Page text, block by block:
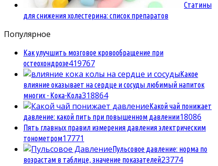
Статины
для снижения холестерина: список препаратов
Популярное
Как улучшить мозговое кровообращение при
остеохондрозе419767
Какое
влияние оказывает на сердце и сосуды любимый напиток
многих - Кока-Кола318864
Какой чай понижает
давление: какой пить при повышенном давлении18086
Пять главных правил измерения давления электрическим
тонометром17771
Пульсовое давление: норма по
возрастам в таблице, значение показателей23774